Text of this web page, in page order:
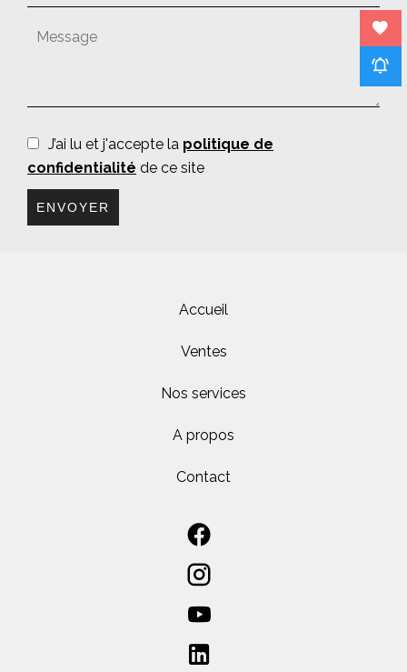
J’ai lu et j'accepte la politique de
confidentialité de ce site
ENVOYER
Accueil
Ventes
Nos services
A propos
Contact